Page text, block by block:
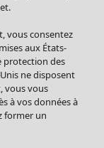
vous consentez
aux États-
protection des
ne disposent
vous vous
à vos données à
former un